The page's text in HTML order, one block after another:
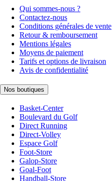
Qui sommes-nous ?
Contactez-nous
Conditions générales de vente
Retour & remboursement
Mentions légales
Moyens de paiement
Tarifs et options de livraison
Avis de confidentialité
Nos boutiques
Basket-Center
Boulevard du Golf
Direct Running
Direct-Volley
Espace Golf
Foot-Store
Galop-Store
Goal-Foot
Handball-Store